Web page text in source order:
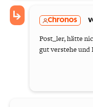
Chronos
Post_ler, hätte
gut verstehe und